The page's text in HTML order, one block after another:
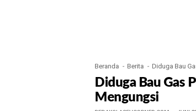
Beranda Berita Diduga Bau
Diduga Bau Gas
Mengungsi